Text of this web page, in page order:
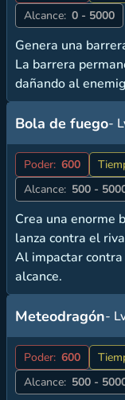
Alcance: 0 - 5000
Genera una
La barrera
dañando al
Bola de fuego-
Poder: 600
Alcance: 500 -
Crea una enorme
lanza contra el
Al impactar
alcance.
Meteodragón-
Poder: 600
Alcance: 500 -